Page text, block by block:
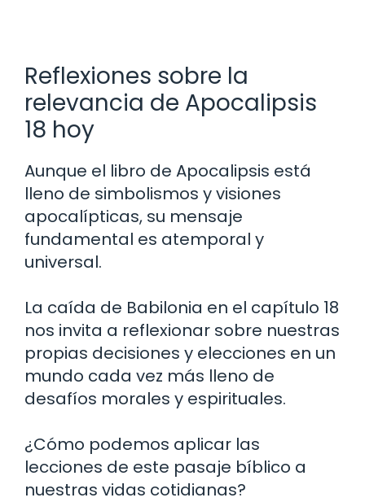
Reflexiones sobre la
relevancia de Apocalipsis
18 hoy
Aunque el libro de Apocalipsis está
lleno de simbolismos y visiones
apocalípticas, su mensaje
fundamental es atemporal y
universal.
La caída de Babilonia en el capítulo 18
nos invita a reflexionar sobre nuestras
propias decisiones y elecciones en un
mundo cada vez más lleno de
desafíos morales y espirituales.
¿Cómo podemos aplicar las
lecciones de este pasaje bíblico a
nuestras vidas cotidianas?